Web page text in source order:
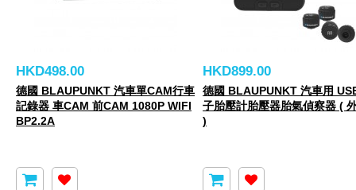
HKD498.00
德國 BLAUPUNKT 汽車單CAM行車
記錄器 車CAM 前CAM 1080P WIFI
BP2.2A
HKD899.00
德國 BLAUPUNKT 汽車用
子胎壓計胎壓器胎氣偵察器 (
)